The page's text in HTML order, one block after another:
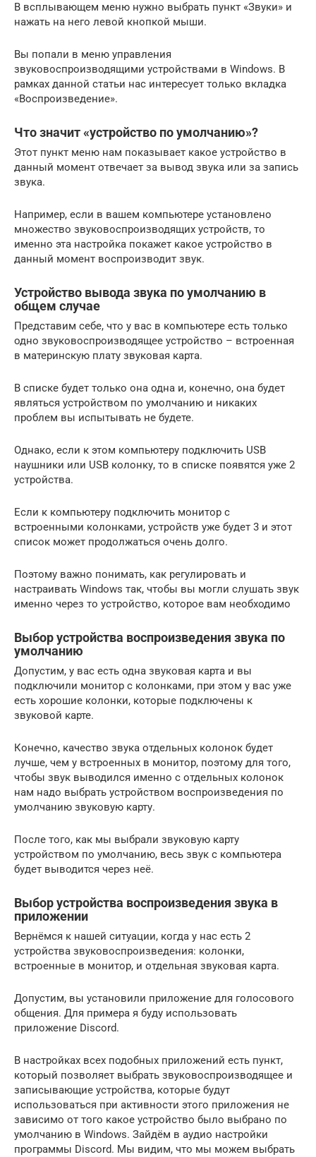
В всплывающем меню нужно выбрать пункт «Звуки» и
нажать на него левой кнопкой мыши.
Вы попали в меню управления
звуковоспроизводящими устройствами в Windows. В
рамках данной статьи нас интересует только вкладка
«Воспроизведение».
Что значит «устройство по умолчанию»?
Этот пункт меню нам показывает какое устройство в
данный момент отвечает за вывод звука или за запись
звука.
Например, если в вашем компьютере установлено
множество звуковоспроизводящих устройств, то
именно эта настройка покажет какое устройство в
данный момент воспроизводит звук.
Устройство вывода звука по умолчанию в
общем случае
Представим себе, что у вас в компьютере есть только
одно звуковоспроизводящее устройство – встроенная
в материнскую плату звуковая карта.
В списке будет только она одна и, конечно, она будет
являться устройством по умолчанию и никаких
проблем вы испытывать не будете.
Однако, если к этом компьютеру подключить USB
наушники или USB колонку, то в списке появятся уже 2
устройства.
Если к компьютеру подключить монитор с
встроенными колонками, устройств уже будет 3 и этот
список может продолжаться очень долго.
Поэтому важно понимать, как регулировать и
настраивать Windows так, чтобы вы могли слушать звук
именно через то устройство, которое вам необходимо
Выбор устройства воспроизведения звука по
умолчанию
Допустим, у вас есть одна звуковая карта и вы
подключили монитор с колонками, при этом у вас уже
есть хорошие колонки, которые подключены к
звуковой карте.
Конечно, качество звука отдельных колонок будет
лучше, чем у встроенных в монитор, поэтому для того,
чтобы звук выводился именно с отдельных колонок
нам надо выбрать устройством воспроизведения по
умолчанию звуковую карту.
После того, как мы выбрали звуковую карту
устройством по умолчанию, весь звук с компьютера
будет выводится через неё.
Выбор устройства воспроизведения звука в
приложении
Вернёмся к нашей ситуации, когда у нас есть 2
устройства звуковоспроизведения: колонки,
встроенные в монитор, и отдельная звуковая карта.
Допустим, вы установили приложение для голосового
общения. Для примера я буду использовать
приложение Discord.
В настройках всех подобных приложений есть пункт,
который позволяет выбрать звуковоспроизводящее и
записывающие устройства, которые будут
использоваться при активности этого приложения не
зависимо от того какое устройство было выбрано по
умолчанию в Windows. Зайдём в аудио настройки
программы Discord. Мы видим, что мы можем выбрать